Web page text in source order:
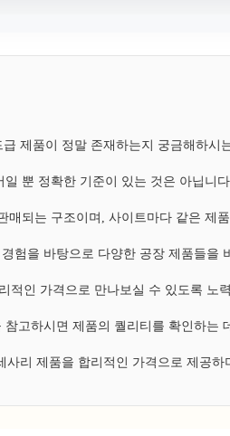
제품이 정말 존재하는지 궁금해하시
뿐 정확한 기준이 있는 것은 아닙니
되는 구조이며, 사이트마다 같은 제
험을 바탕으로 다양한 공장 제품들
적인 가격으로 만나보실 수 있도록 노
고하시면 제품의 퀄리티를 확인하는
리 제품을 합리적인 가격으로 제공